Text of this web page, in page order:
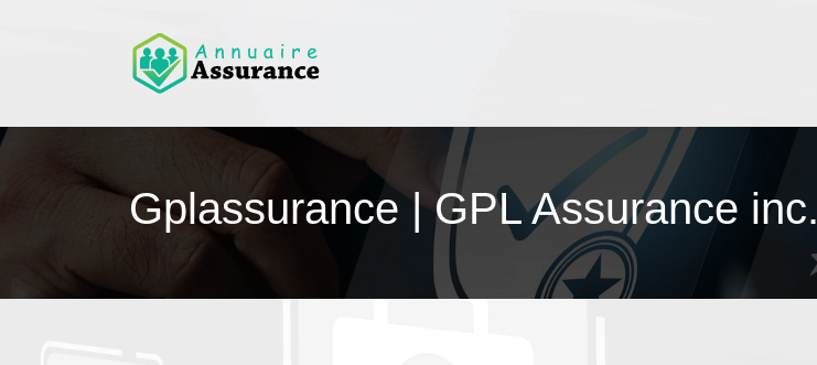
Gplas­su­ran­ce | GPL Assurance inc.